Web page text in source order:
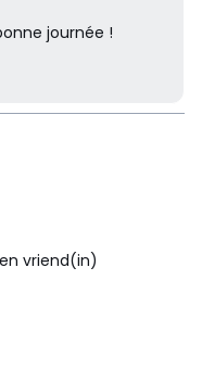
journée !
vriend(in)